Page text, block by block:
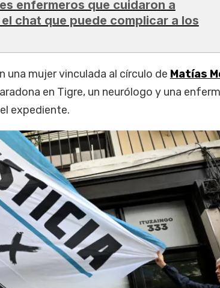
enfermeros que cuidaron a
chat que puede complicar a los
una mujer vinculada al círculo de Matías
en Tigre, un neurólogo y una
expediente.